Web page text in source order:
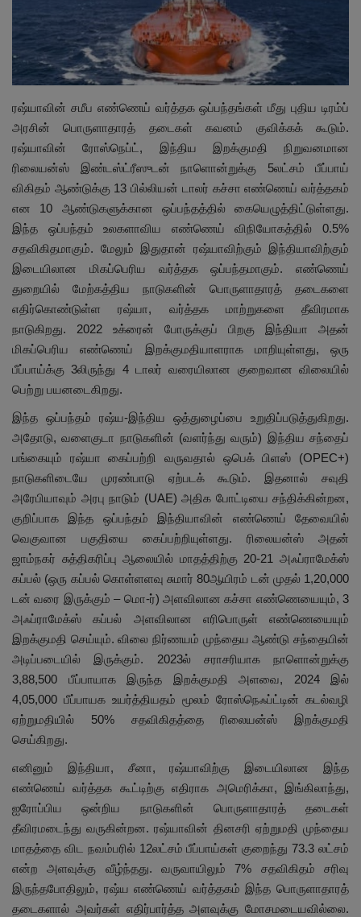
இதர
சந்தா
Language
English Tamil
ரஷ்யாவின் சமீப எண்ணெய் வர்த்தக ஒப்பந்தங்கள் மீது புதிய டிரம்ப்
அரசின் பொருளாதாரத் தடைகள் கவனம் குவிக்கக் கூடும்.
ரஷ்யாவின் ரோஸ்நெப்ட், இந்திய இறக்குமதி நிறுவனமான
ரிலையன்ஸ் இண்டஸ்ட்ரீஸுடன் நாளொன்றுக்கு 5லட்சம் பீப்பாய்
விகிதம் ஆண்டுக்கு 13 பில்லியன் டாலர் கச்சா எண்ணெய் வர்த்தகம்
என 10 ஆண்டுகளுக்கான ஒப்பந்தத்தில் கையெழுத்திட்டுள்ளது.
இந்த ஒப்பந்தம் உலகளாவிய எண்ணெய் விநியோகத்தில் 0.5%
சதவிகிதமாகும். மேலும் இதுதான் ரஷ்யாவிற்கும் இந்தியாவிற்கும்
இடையிலான மிகப்பெரிய வர்த்தக ஒப்பந்தமாகும். எண்ணெய்
துறையில் மேற்கத்திய நாடுகளின் பொருளாதாரத் தடைகளை
எதிர்கொண்டுள்ள ரஷ்யா, வர்த்தக மாற்றுகளை தீவிரமாக
நாடுகிறது. 2022 உக்ரைன் போருக்குப் பிறகு இந்தியா அதன்
மிகப்பெரிய எண்ணெய் இறக்குமதியாளராக மாறியுள்ளது, ஒரு
பீப்பாய்க்கு 3லிருந்து 4 டாலர் வரையிலான குறைவான விலையில்
பெற்று பயனடைகிறது.
இந்த ஒப்பந்தம் ரஷ்ய-இந்திய ஒத்துழைப்பை உறுதிப்படுத்துகிறது.
அதோடு, வளைகுடா நாடுகளின் (வளர்ந்து வரும்) இந்திய சந்தைப்
பங்கையும் ரஷ்யா கைப்பற்றி வருவதால் ஒபெக் பிளஸ் (OPEC+)
நாடுகளிடையே முரண்பாடு ஏற்படக் கூடும். இதனால் சவுதி
அரேபியாவும் அரபு நாடும் (UAE) அதிக போட்டியை சந்திக்கின்றன,
குறிப்பாக இந்த ஒப்பந்தம் இந்தியாவின் எண்ணெய் தேவையில்
வெகுவான பகுதியை கைப்பற்றியுள்ளது. ரிலையன்ஸ் அதன்
ஜாம்நகர் சுத்திகரிப்பு ஆலையில் மாதத்திற்கு 20-21 அஃப்ராமேக்ஸ்
கப்பல் (ஒரு கப்பல் கொள்ளளவு சுமார் 80ஆயிரம் டன் முதல் 1,20,000
டன் வரை இருக்கும் – மொ-ர்) அளவிலான கச்சா எண்ணெயையும், 3
அஃப்ராமேக்ஸ் கப்பல் அளவிலான எரிபொருள் எண்ணெயையும்
இறக்குமதி செய்யும். விலை நிர்ணயம் முந்தைய ஆண்டு சந்தையின்
அடிப்படையில் இருக்கும். 2023ல் சராசரியாக நாளொன்றுக்கு
3,88,500 பீப்பாயாக இருந்த இறக்குமதி அளவை, 2024 இல்
4,05,000 பீப்பாயக உயர்த்தியதம் மூலம் ரோஸ்நெஃப்ட்டின் கடல்வழி
ஏற்றுமதியில் 50% சதவிகிதத்தை ரிலையன்ஸ் இறக்குமதி
செய்கிறது.
எனினும் இந்தியா, சீனா, ரஷ்யாவிற்கு இடையிலான இந்த
எண்ணெய் வர்த்தக கூட்டிற்கு எதிராக அமெரிக்கா, இங்கிலாந்து,
ஐரோப்பிய ஒன்றிய நாடுகளின் பொருளாதாரத் தடைகள்
தீவிரமடைந்து வருகின்றன. ரஷ்யாவின் தினசரி ஏற்றுமதி முந்தைய
மாதத்தை விட நவம்பரில் 12லட்சம் பீப்பாய்கள் குறைந்து 73.3 லட்சம்
என்ற அளவுக்கு வீழ்ந்தது. வருவாயிலும் 7% சதவிகிதம் சரிவு
இருந்தபோதிலும், ரஷ்ய எண்ணெய் வர்த்தகம் இந்த பொருளாதாரத்
தடைகளால் அவர்கள் எதிர்பார்த்த அளவுக்கு மோசமடையவில்லை.